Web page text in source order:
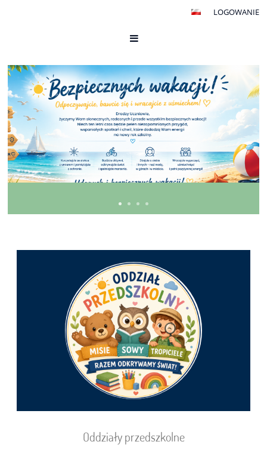
LOGOWANIE
Strona
główna
Oddziały przedszkolne